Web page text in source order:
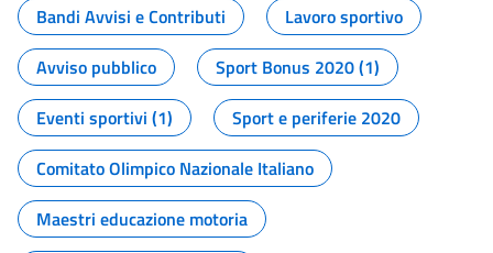
Bandi Avvisi e Contributi
Lavoro sportivo
Avviso pubblico
Sport Bonus 2020 (1)
Eventi sportivi (1)
Sport e periferie 2020
Comitato Olimpico Nazionale Italiano
Maestri educazione motoria